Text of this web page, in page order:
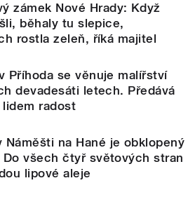
zámek Nové Hrady: Když
běhaly tu slepice,
rostla zeleň, říká majitel
Příhoda se věnuje malířství
devadesáti letech. Předává
lidem radost
Náměšti na Hané je obklopený
Do všech čtyř světových stran
lipové aleje